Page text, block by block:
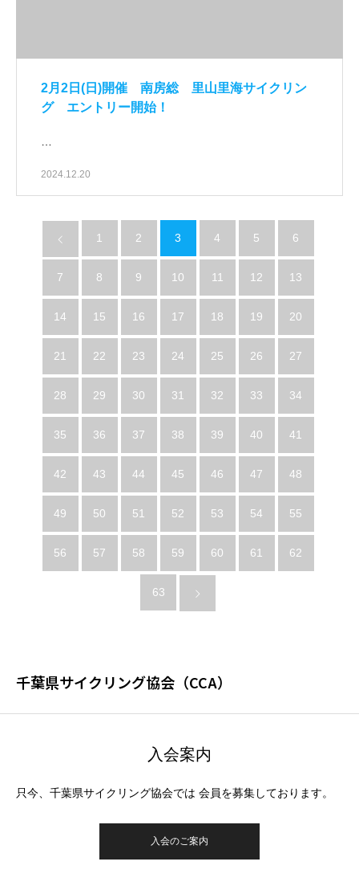
2月2日(日)開催 南房総 里山里海サイクリン
グ エントリー開始！
2024.12.20
1 2 3 4 5 6
7 8 9 10 11 12 13
14 15 16 17 18 19 20
21 22 23 24 25 26 27
28 29 30 31 32 33 34
35 36 37 38 39 40 41
42 43 44 45 46 47 48
49 50 51 52 53 54 55
56 57 58 59 60 61 62
63
千葉県サイクリング協会（CCA）
入会案内
只今、千葉県サイクリング協会では 会員を募集しております。
入会のご案内